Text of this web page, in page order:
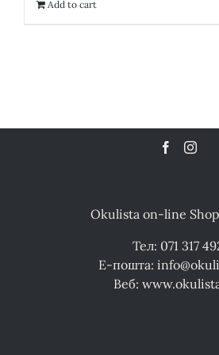
Add to cart
Okulista on-line
Тел: 071 317
Е-пошта:
Веб: